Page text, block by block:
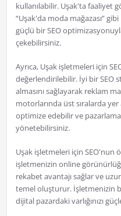
kullanılabilir. Uşak'ta faaliyet
“Uşak'da moda mağazası”
güçlü bir SEO
çekebilirsiniz.
Ayrıca, Uşak işletmeleri için
değerlendirilebilir. İyi bir SEO
almasını sağlayarak reklam
motorlarında üst sıralarda yer
optimize edebilir ve
yönetebilirsiniz.
Uşak işletmeleri için SEO'nun
işletmenizin online
rekabet avantajı sağlar ve
temel oluşturur. İşletmenizin
dijital pazardaki varlığınızı